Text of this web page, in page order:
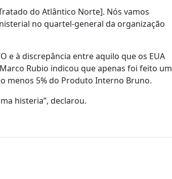
do Atlântico Norte]. Nós vamos
no quartel-general da organização
e à discrepância entre aquilo que os EUA
Rubio indicou que apenas foi feito um
menos 5% do Produto Interno Bruno.
histeria”, declarou.